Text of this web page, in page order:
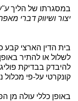
במסגרתו של הליך
יצור ושיווק דברי
בית הדין הארצי קבע
לשלול או להתיר
להיבדק בבדיקת
קונקרטי על-פי
באופן כללי עולה מן